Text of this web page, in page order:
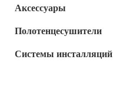
Аксессуары
Полотенцесушители
Системы инсталляций